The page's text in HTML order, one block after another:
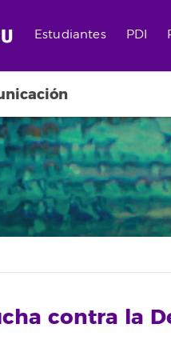
Estudiantes PDI
contra la